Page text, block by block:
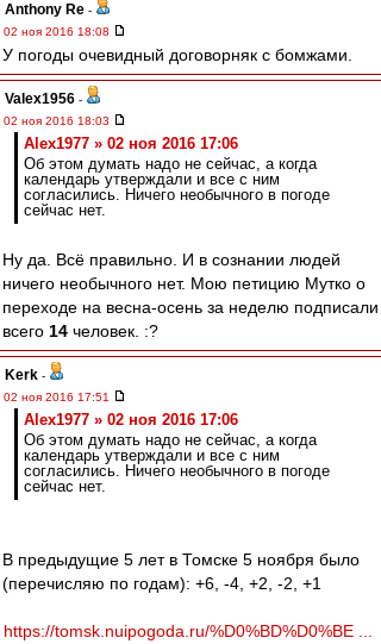
Anthony Re -
02 ноя 2016 18:08
У погоды очевидный договорняк с бомжами.
Valex1956 -
02 ноя 2016 18:03
Alex1977 » 02 ноя 2016 17:06
Об этом думать надо не сейчас, а когда
календарь утверждали и все с ним
согласились. Ничего необычного в погоде
сейчас нет.
Ну да. Всё правильно. И в сознании людей
ничего необычного нет. Мою петицию Мутко о
переходе на весна-осень за неделю подписали
всего 14 человек. :?
Kerk -
02 ноя 2016 17:51
Alex1977 » 02 ноя 2016 17:06
Об этом думать надо не сейчас, а когда
календарь утверждали и все с ним
согласились. Ничего необычного в погоде
сейчас нет.
В предыдущие 5 лет в Томске 5 ноября было
(перечисляю по годам): +6, -4, +2, -2, +1
https://tomsk.nuipogoda.ru/%D0%BD%D0%BE ...